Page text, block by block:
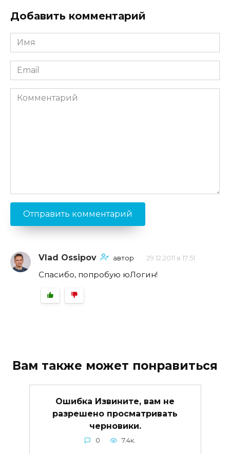
Добавить комментарий
Имя
*
Email
*
Комментарий
Vlad Ossipov автор 29.12.2011 в 17:51
Спасибо, попробую юЛогин!
Вам также может понравиться
Ошибка Извините, вам не
разрешено просматривать
черновики.
0 7.4к.